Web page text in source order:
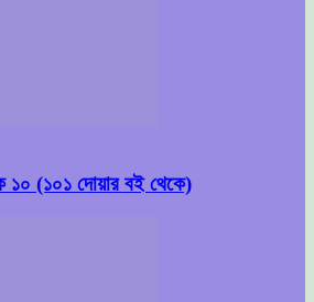
১০ (১০১ দোয়ার বই থেকে)